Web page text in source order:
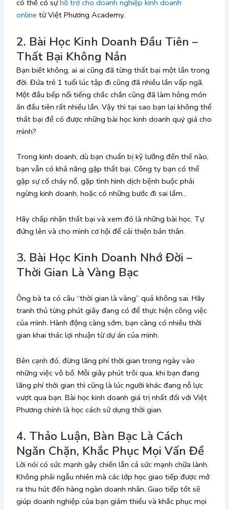
có thể có sựhỗ trợ cho doanh nghiệp kinh doanh
online từ Việt Phương Academy.
2. Bài Học Kinh Doanh Đầu Tiên –
Thất Bại Không Nản
Bạn biết không, ai ai cũng đã từng thất bại một lần trong
đời. Đứa trẻ 1 tuổi lúc tập đi cũng đã nhiều lần vấp ngã.
Một đầu bếp nổi tiếng chắc chắn cũng đã làm hỏng món
ăn đầu tiên rất nhiều lần. Vậy thì tại sao bạn lại không thể
thất bại để có được những bài học kinh doanh quý giá cho
mình?
Trong kinh doanh, dù bạn chuẩn bị kỹ lưỡng đến thế nào,
bạn vẫn có khả năng gặp thất bại. Công ty bạn có thể
gặp sự cố cháy nổ, gặp tình hình dịch bệnh buộc phải
ngừng kinh doanh, hoặc có những bước đi sai lầm…
Hãy chấp nhận thất bại và xem đó là những bài học. Tự
đứng lên và cho mình cơ hội để cải thiện bản thân.
3. Bài Học Kinh Doanh Nhớ Đời –
Thời Gian Là Vàng Bạc
Ông bà ta có câu “thời gian là vàng” quả không sai. Hãy
tranh thủ từng phút giây đang có để thực hiện công việc
của mình. Hành động càng sớm, bạn càng có nhiều thời
gian khai thác lợi nhuận từ dự án của mình.
Bên cạnh đó, đừng lãng phí thời gian trong ngày vào
những việc vô bổ. Mỗi giây phút trôi qua, khi bạn đang
lãng phí thời gian thì cũng là lúc người khác đang nỗ lực
vượt qua bạn. Bài học kinh doanh giá trị nhất đối với Việt
Phương chính là học cách sử dụng thời gian.
4. Thảo Luận, Bàn Bạc Là Cách
Ngăn Chặn, Khắc Phục Mọi Vấn Đề
Lời nói có sức mạnh gây chiến lẫn cả sức mạnh chữa lành.
Không phải ngẫu nhiên mà các lớp học giao tiếp được mở
ra thu hút đến hàng ngàn doanh nhân. Giao tiếp tốt sẽ
giúp doanh nghiệp của bạn giảm thiểu và khắc phục mọi